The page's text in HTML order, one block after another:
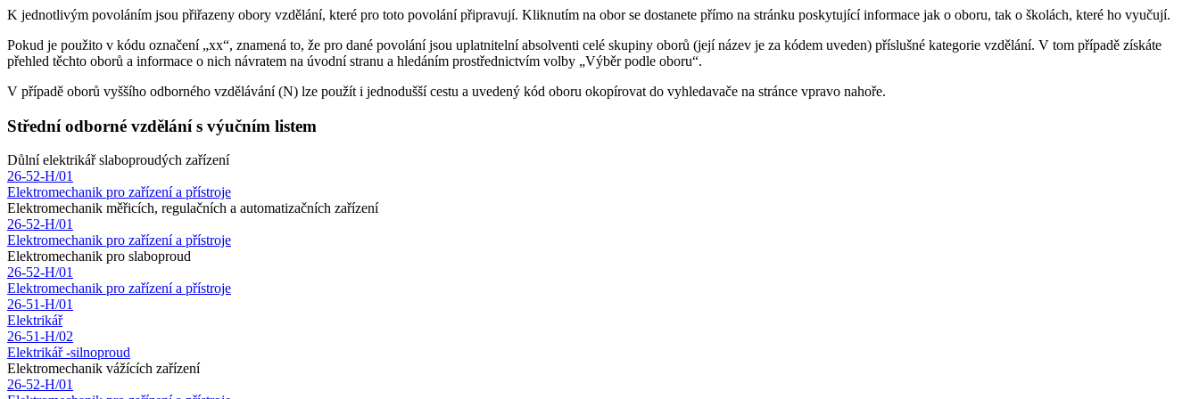
K jednotlivým povoláním jsou přiřazeny obory vzdělání, které pro toto povolání připravují. Kliknutím na obor se dostanete přímo na stránku poskytující informace jak o oboru, tak o školách, které ho vyučují.
Pokud je použito v kódu označení „xx“, znamená to, že pro dané povolání jsou uplatnitelní absolventi celé skupiny oborů (její název je za kódem uveden) příslušné kategorie vzdělání. V tom případě získáte
přehled těchto oborů a informace o nich návratem na úvodní stranu a hledáním prostřednictvím volby „Výběr podle oboru“.
V případě oborů vyššího odborného vzdělávání (N) lze použít i jednodušší cestu a uvedený kód oboru okopírovat do vyhledavače na stránce vpravo nahoře.
Střední odborné vzdělání s výučním listem
Důlní elektrikář slaboproudých zařízení
26-52-H/01
Elektromechanik pro zařízení a přístroje
Elektromechanik měřicích, regulačních a automatizačních zařízení
26-52-H/01
Elektromechanik pro zařízení a přístroje
Elektromechanik pro slaboproud
26-52-H/01
Elektromechanik pro zařízení a přístroje
26-51-H/01
Elektrikář
26-51-H/02
Elektrikář -silnoproud
Elektromechanik vážících zařízení
26-52-H/01